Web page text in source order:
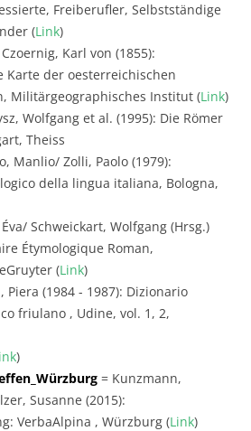
Freiberufler, Selbstständige
(Link)
Karl von (1855):
Karte der oesterreichischen
Militärgeographisches Institut (Link)
Wolfgang et al. (1995): Die Römer
Theiss
Manlio/ Zolli, Paolo (1979):
della lingua italiana, Bologna,
Schweickart, Wolfgang (Hrsg.)
Étymologique Roman,
(Link)
Piera (1984 - 1987): Dizionario
friulano , Udine, vol. 1, 2,
)
= Kunzmann,
Susanne (2015):
VerbaAlpina , Würzburg (Link)